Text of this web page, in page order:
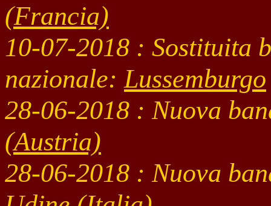
(Francia)
10-07-2018 : Sostituita
nazionale:Lussemburgo
28-06-2018 : Nuova
(Austria)
28-06-2018 : Nuova